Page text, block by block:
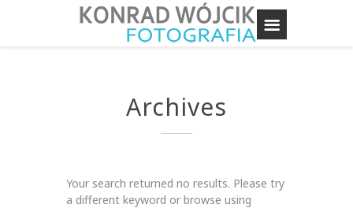
Archives
Your search returned no results. Please try
a different keyword or browse using